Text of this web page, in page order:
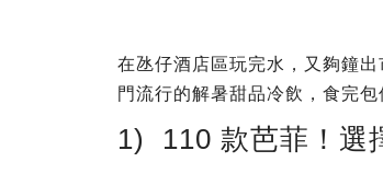
在氹仔酒店區玩完水，又夠鐘
門流行的解暑甜品冷飲，食完包
1) 110 款芭菲！選